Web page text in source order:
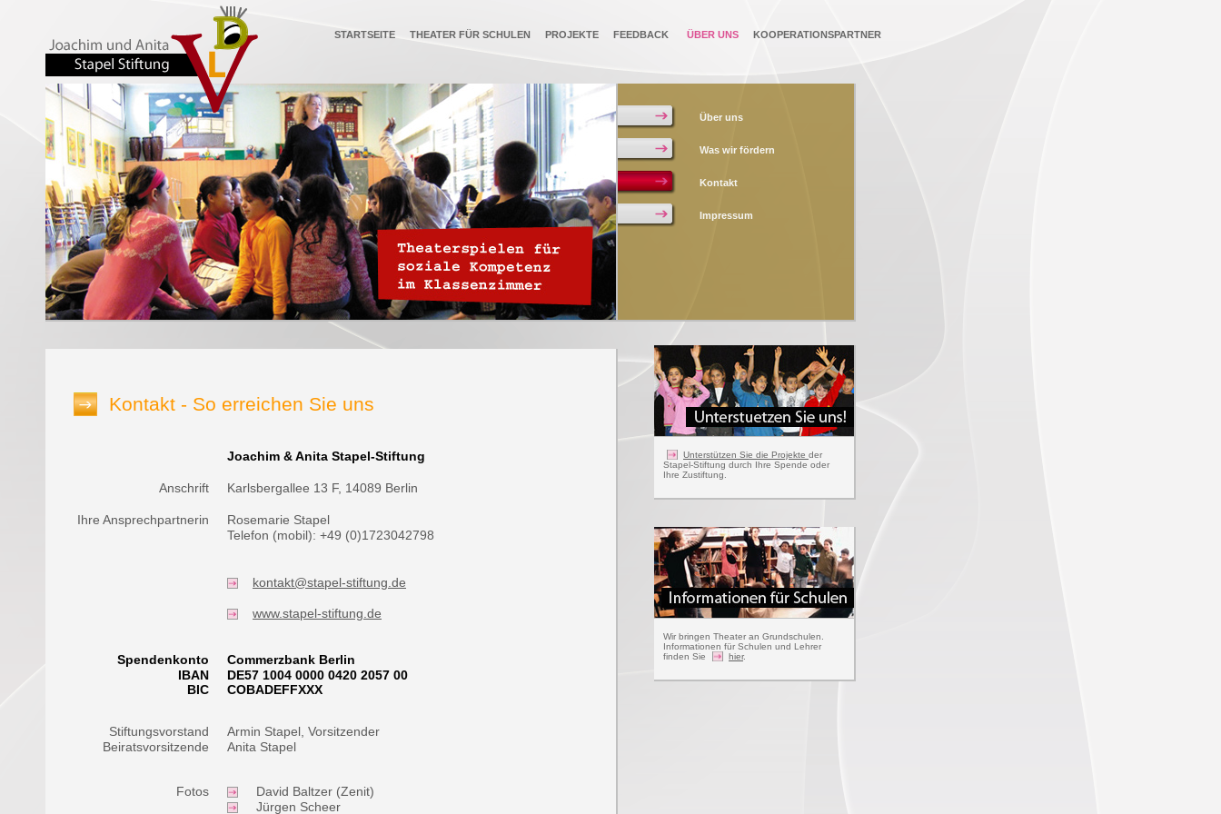
STARTSEITE THEATER FÜR SCHULEN PROJEKTE FEEDBACK ÜBER UNS KOOPERATIONSPARTNER
Kontakt - So erreichen Sie uns
Joachim & Anita Stapel-Stiftung
Anschrift Karlsbergallee 13 F, 14089 Berlin
Ihre Ansprechpartnerin
Rosemarie Stapel
Telefon (mobil): +49 (0)1723042798
kontakt@stapel-stiftung.de
www.stapel-stiftung.de
Spendenkonto
Commerzbank Berlin
IBAN
DE57 1004 0000 0420 2057 00
BIC
COBADEFFXXX
Stiftungsvorstand
Armin Stapel, Vorsitzender
Beiratsvorsitzende
Anita Stapel
Fotos
David Baltzer (Zenit)
Jürgen Scheer
Über uns
Was wir fördern
Kontakt
Impressum
Unterstützen Sie die Projekte der
Stapel-Stiftung durch Ihre Spende oder
Ihre Zustiftung.
Wir bringen Theater an Grundschulen.
Informationen für Schulen und Lehrer
finden Sie
hier.